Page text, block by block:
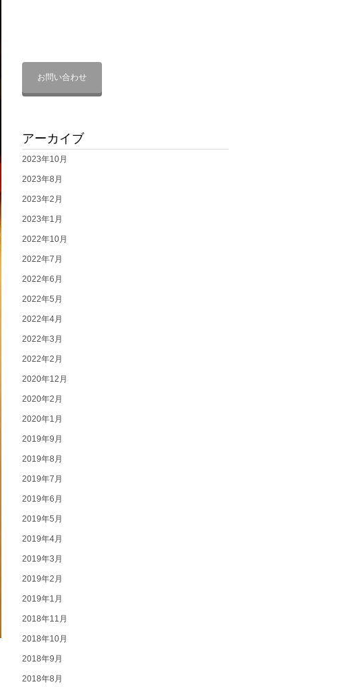
お問い合わせ
アーカイブ
2023年10月
2023年8月
2023年2月
2023年1月
2022年10月
2022年7月
2022年6月
2022年5月
2022年4月
2022年3月
2022年2月
2020年12月
2020年2月
2020年1月
2019年9月
2019年8月
2019年7月
2019年6月
2019年5月
2019年4月
2019年3月
2019年2月
2019年1月
2018年11月
2018年10月
2018年9月
2018年8月